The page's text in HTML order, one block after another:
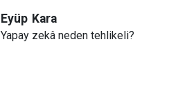
Eyüp Kara
Yapay zekâ neden tehlikeli?